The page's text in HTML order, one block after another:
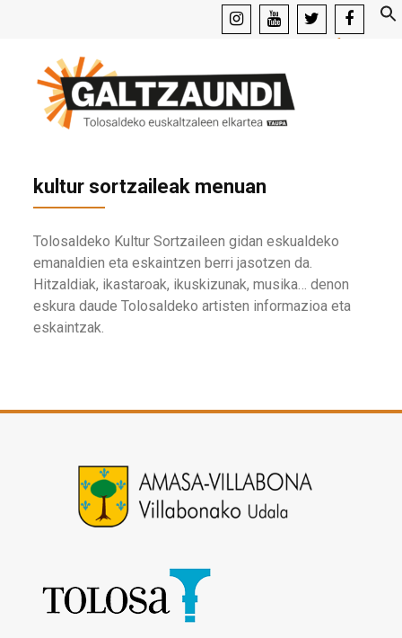
facebook
kultur sortzaileak menuan
Tolosaldeko Kultur Sortzaileen gidan eskualdeko
emanaldien eta eskaintzen berri jasotzen da.
Hitzaldiak, ikastaroak, ikuskizunak, musika… denon
eskura daude Tolosaldeko artisten informazioa eta
eskaintzak.